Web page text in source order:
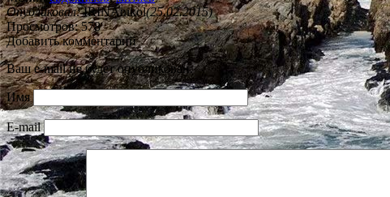
Опубликовал:IRINAnikol(25.02.2015)
Просмотров: 578
Добавить комментарий
Ваш e-mail не будет опубликован.
Имя
E-mail